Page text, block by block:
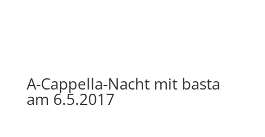
A-Cappella-Nacht mit basta
am 6.5.2017